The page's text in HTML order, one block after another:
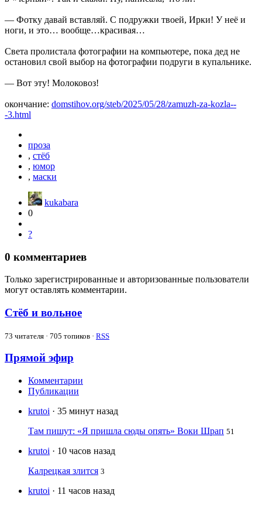
— Фотку давай вставляй. С подружки твоей, Ирки! У неё и
ноги, и это… вообще…красивая…
Света пролистала фотографии на компьютере, пока дед не
остановил свой выбор на фотографии подруги в купальнике.
— Вот эту! Молоковоз!
окончание: domstihov.org/steb/2025/05/28/zamuzh-za-kozla--
-3.html
проза
, стёб
, юмор
, маски
kukabara
0
?
0 комментариев
Только зарегистрированные и авторизованные пользователи
могут оставлять комментарии.
Стёб и вольное
73 читателя · 705 топиков · RSS
Прямой эфир
Комментарии
Публикации
krutoi · 35 минут назад
Там пишут: «Я пришла сюды опять» Воки Шрап 51
krutoi · 10 часов назад
Калрецкая злится 3
krutoi · 11 часов назад